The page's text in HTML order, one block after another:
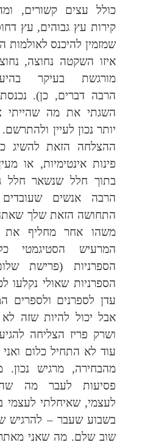
כולל עצים קשורים,
קירות עץ גבוהים, עץ
שמזמין להיכנס לאולמות
איזו השקטה נחוצה,
מורגשת בעיקר
הרבה דברים, כן).
השגתי את מה שהייתי
יותר נכון לעיין
ההצלחה הזאת להשיג
פינות אינטימיות, או
בתוך חלל שנשאר חלל
הרבה אנשים
התחושה הזאת שלך
משהו אחר מחליף
המרעיש
הספרניות (פרישת
הספרניות שאולי נקלעו
עדן לספרנים ולספרים
אבל יכול להיות שזה
ושרק פריז הצליחה
עוד לא התחיל כלום
מהבחירה, מרגיש
פסיעות לעבר מה
לעצמי, שאיחלתי לעצמי
בשבוע שעבר – להרגיש
שוב שלם. מה שאני מאתר